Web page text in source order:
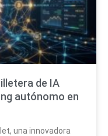
de IA
autónomo en
una innovadora